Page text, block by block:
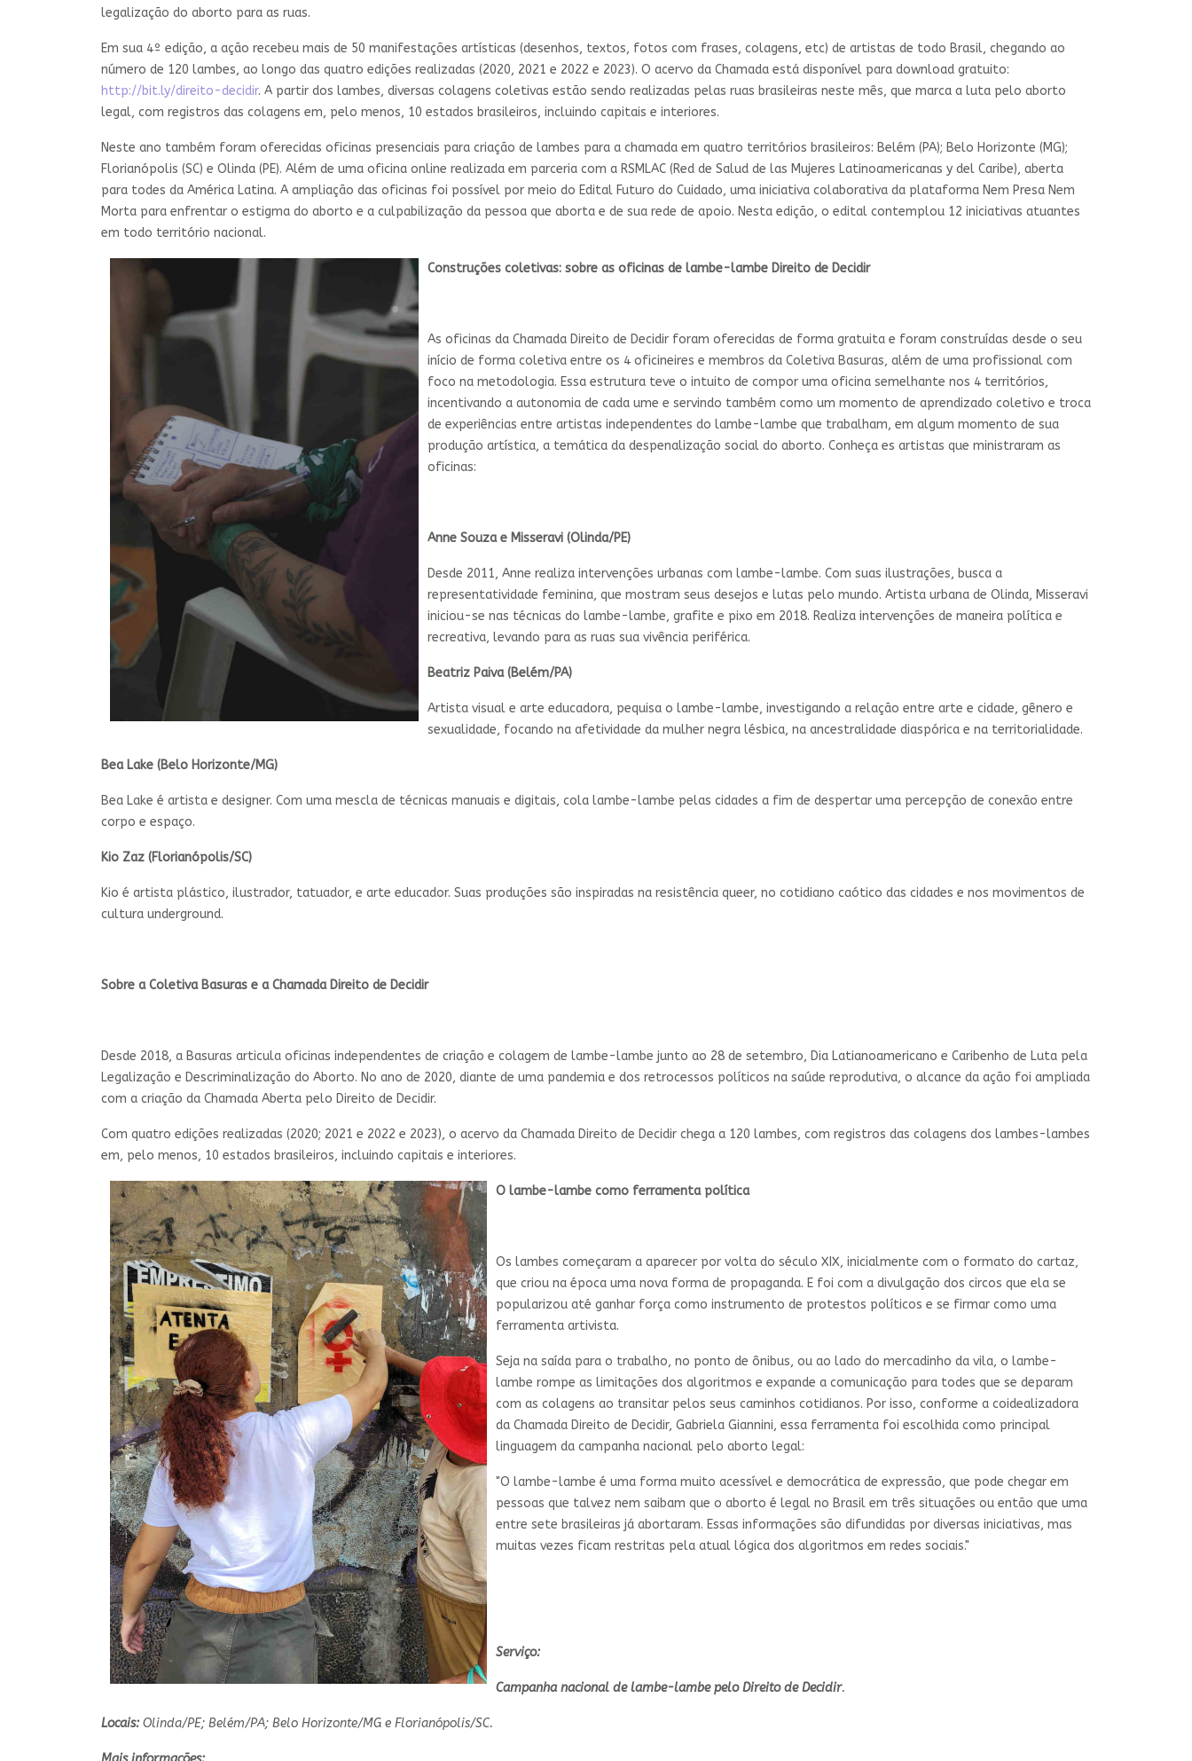
legalização do aborto para as ruas.
Em sua 4º edição, a ação recebeu mais de 50 manifestações artísticas (desenhos, textos, fotos com frases, colagens, etc) de artistas de todo Brasil, chegando ao
número de 120 lambes, ao longo das quatro edições realizadas (2020, 2021 e 2022 e 2023). O acervo da Chamada está disponível para download gratuito:
http://bit.ly/direito-decidir. A partir dos lambes, diversas colagens coletivas estão sendo realizadas pelas ruas brasileiras neste mês, que marca a luta pelo aborto
legal, com registros das colagens em, pelo menos, 10 estados brasileiros, incluindo capitais e interiores.
Neste ano também foram oferecidas oficinas presenciais para criação de lambes para a chamada em quatro territórios brasileiros: Belém (PA); Belo Horizonte (MG);
Florianópolis (SC) e Olinda (PE). Além de uma oficina online realizada em parceria com a RSMLAC (Red de Salud de las Mujeres Latinoamericanas y del Caribe), aberta
para todes da América Latina. A ampliação das oficinas foi possível por meio do Edital Futuro do Cuidado, uma iniciativa colaborativa da plataforma Nem Presa Nem
Morta para enfrentar o estigma do aborto e a culpabilização da pessoa que aborta e de sua rede de apoio. Nesta edição, o edital contemplou 12 iniciativas atuantes
em todo território nacional.
Construções coletivas: sobre as oficinas de lambe-lambe Direito de Decidir
As oficinas da Chamada Direito de Decidir foram oferecidas de forma gratuita e foram construídas desde o seu
início de forma coletiva entre os 4 oficineires e membros da Coletiva Basuras, além de uma profissional com
foco na metodologia. Essa estrutura teve o intuito de compor uma oficina semelhante nos 4 territórios,
incentivando a autonomia de cada ume e servindo também como um momento de aprendizado coletivo e troca
de experiências entre artistas independentes do lambe-lambe que trabalham, em algum momento de sua
produção artística, a temática da despenalização social do aborto. Conheça es artistas que ministraram as
oficinas:
Anne Souza e Misseravi (Olinda/PE)
Desde 2011, Anne realiza intervenções urbanas com lambe-lambe. Com suas ilustrações, busca a
representatividade feminina, que mostram seus desejos e lutas pelo mundo. Artista urbana de Olinda, Misseravi
iniciou-se nas técnicas do lambe-lambe, grafite e pixo em 2018. Realiza intervenções de maneira política e
recreativa, levando para as ruas sua vivência periférica.
Beatriz Paiva (Belém/PA)
Artista visual e arte educadora, pequisa o lambe-lambe, investigando a relação entre arte e cidade, gênero e
sexualidade, focando na afetividade da mulher negra lésbica, na ancestralidade diaspórica e na territorialidade.
Bea Lake (Belo Horizonte/MG)
Bea Lake é artista e designer. Com uma mescla de técnicas manuais e digitais, cola lambe-lambe pelas cidades a fim de despertar uma percepção de conexão entre
corpo e espaço.
Kio Zaz (Florianópolis/SC)
Kio é artista plástico, ilustrador, tatuador, e arte educador. Suas produções são inspiradas na resistência queer, no cotidiano caótico das cidades e nos movimentos de
cultura underground.
Sobre a Coletiva Basuras e a Chamada Direito de Decidir
Desde 2018, a Basuras articula oficinas independentes de criação e colagem de lambe-lambe junto ao 28 de setembro, Dia Latianoamericano e Caribenho de Luta pela
Legalização e Descriminalização do Aborto. No ano de 2020, diante de uma pandemia e dos retrocessos políticos na saúde reprodutiva, o alcance da ação foi ampliada
com a criação da Chamada Aberta pelo Direito de Decidir.
Com quatro edições realizadas (2020; 2021 e 2022 e 2023), o acervo da Chamada Direito de Decidir chega a 120 lambes, com registros das colagens dos lambes-lambes
em, pelo menos, 10 estados brasileiros, incluindo capitais e interiores.
O lambe-lambe como ferramenta política
Os lambes começaram a aparecer por volta do século XIX, inicialmente com o formato do cartaz,
que criou na época uma nova forma de propaganda. E foi com a divulgação dos circos que ela se
popularizou até ganhar força como instrumento de protestos políticos e se firmar como uma
ferramenta artivista.
Seja na saída para o trabalho, no ponto de ônibus, ou ao lado do mercadinho da vila, o lambe-
lambe rompe as limitações dos algoritmos e expande a comunicação para todes que se deparam
com as colagens ao transitar pelos seus caminhos cotidianos. Por isso, conforme a coidealizadora
da Chamada Direito de Decidir, Gabriela Giannini, essa ferramenta foi escolhida como principal
linguagem da campanha nacional pelo aborto legal:
"O lambe-lambe é uma forma muito acessível e democrática de expressão, que pode chegar em
pessoas que talvez nem saibam que o aborto é legal no Brasil em três situações ou então que uma
entre sete brasileiras já abortaram. Essas informações são difundidas por diversas iniciativas, mas
muitas vezes ficam restritas pela atual lógica dos algoritmos em redes sociais."
Serviço:
Campanha nacional de lambe-lambe pelo Direito de Decidir.
Locais:Olinda/PE; Belém/PA; Belo Horizonte/MG e Florianópolis/SC.